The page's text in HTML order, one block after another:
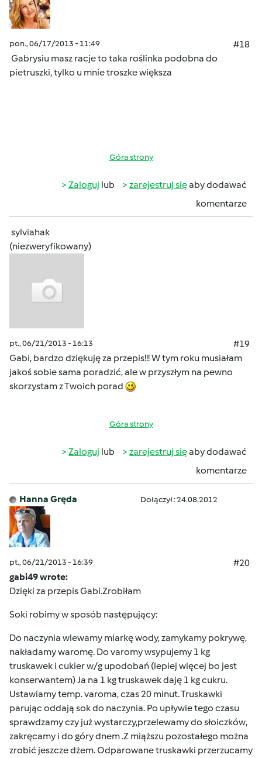
pon., 06/17/2013 - 11:49
#18
Gabrysiu masz racje to taka roślinka podobna do
pietruszki, tylko u mnie troszke większa
Góra strony
Zaloguj lub zarejestruj sięaby dodawać
komentarze
sylviahak
(niezweryfikowany)
pt., 06/21/2013 - 16:13
#19
Gabi, bardzo dziękuję za przepis!!! W tym roku musiałam
jakoś sobie sama poradzić, ale w przyszłym na pewno
skorzystam z Twoich porad
Góra strony
Zaloguj lub zarejestruj sięaby dodawać
komentarze
Hanna Gręda Dołączył : 24.08.2012
pt., 06/21/2013 - 16:39
#20
gabi49 wrote:
Dzięki za przepis Gabi.Zrobiłam
Soki robimy w sposób następujący:
Do naczynia wlewamy miarkę wody, zamykamy pokrywę,
nakładamy waromę. Do varomy wsypujemy 1 kg
truskawek i cukier w/g upodobań (lepiej więcej bo jest
konserwantem) Ja na 1 kg truskawek daję 1 kg cukru.
Ustawiamy temp. varoma, czas 20 minut. Truskawki
parując oddają sok do naczynia. Po upływie tego czasu
sprawdzamy czy już wystarczy,przelewamy do słoiczków,
zakręcamy i do góry dnem .Z miąższu pozostałego można
zrobić jeszcze dżem. Odparowane truskawki przerzucamy